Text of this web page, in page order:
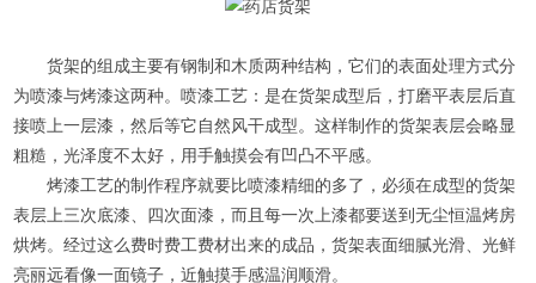
货架的组成主要有钢制和木质两种结构，它们的表面处理方式分
为喷漆与烤漆这两种。喷漆工艺：是在货架成型后，打磨平表层后直
接喷上一层漆，然后等它自然风干成型。这样制作的货架表层会略显
粗糙，光泽度不太好，用手触摸会有凹凸不平感。
烤漆工艺的制作程序就要比喷漆精细的多了，必须在成型的货架
表层上三次底漆、四次面漆，而且每一次上漆都要送到无尘恒温烤房
烘烤。经过这么费时费工费材出来的成品，货架表面细腻光滑、光鲜
亮丽远看像一面镜子，近触摸手感温润顺滑。